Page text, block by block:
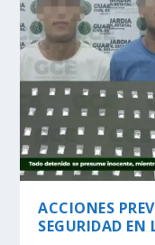
ACCIONES
SEGURIDAD EN